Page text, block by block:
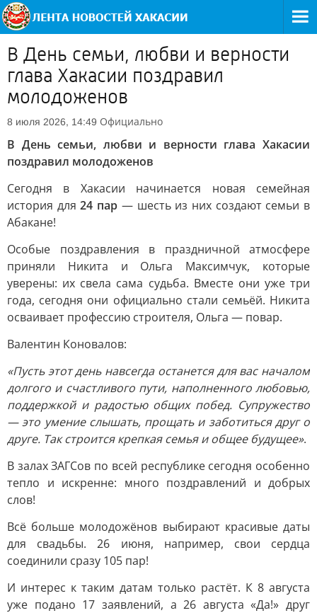
В День семьи, любви и верности
глава Хакасии поздравил
молодоженов
8 июля 2026, 14:49 Официально
В День семьи, любви и верности глава Хакасии
поздравил молодоженов
Сегодня в Хакасии начинается новая семейная
история для24 пар — шесть из них создают семьи в
Абакане!
Особые поздравления в праздничной атмосфере
приняли Никита и Ольга Максимчук, которые
уверены: их свела сама судьба. Вместе они уже три
года, сегодня они официально стали семьёй. Никита
осваивает профессию строителя, Ольга — повар.
Валентин Коновалов:
«Пусть этот день навсегда останется для вас началом
долгого и счастливого пути, наполненного любовью,
поддержкой и радостью общих побед. Супружество
— это умение слышать, прощать и заботиться друг о
друге. Так строится крепкая семья и общее будущее».
В залах ЗАГСов по всей республике сегодня особенно
тепло и искренне: много поздравлений и добрых
слов!
Всё больше молодожёнов выбирают красивые даты
для свадьбы. 26 июня, например, свои сердца
соединили сразу 105 пар!
И интерес к таким датам только растёт. К 8 августа
уже подано 17 заявлений, а 26 августа «Да!» друг